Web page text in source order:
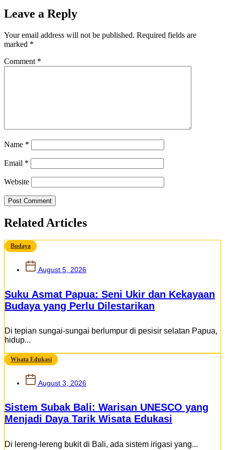
Leave a Reply
Your email address will not be published. Required fields are
marked *
Comment *
Name *
Email *
Website
Related Articles
Budaya
August 5, 2026
Suku Asmat Papua: Seni Ukir dan Kekayaan
Budaya yang Perlu Dilestarikan
Di tepian sungai-sungai berlumpur di pesisir selatan Papua,
hidup...
Wisata Edukasi
August 3, 2026
Sistem Subak Bali: Warisan UNESCO yang
Menjadi Daya Tarik Wisata Edukasi
Di lereng-lereng bukit di Bali, ada sistem irigasi yang...